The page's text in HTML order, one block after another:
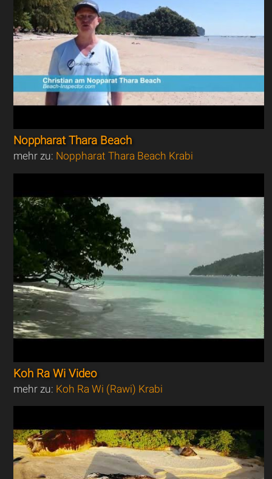
Noppharat Thara Beach
mehr zu: Noppharat Thara Beach Krabi
Koh Ra Wi Video
mehr zu: Koh Ra Wi (Rawi) Krabi